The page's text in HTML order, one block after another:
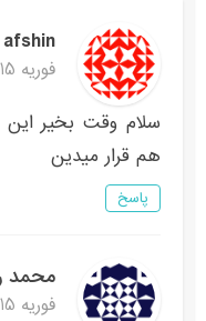
فوریه 15, 2019 در 6:17 ب.ظ
سلام وقت بخیر این
هم قرار میدین
پاسخ
محمد
فوریه 15, 2019 در 11:16 ب.ظ